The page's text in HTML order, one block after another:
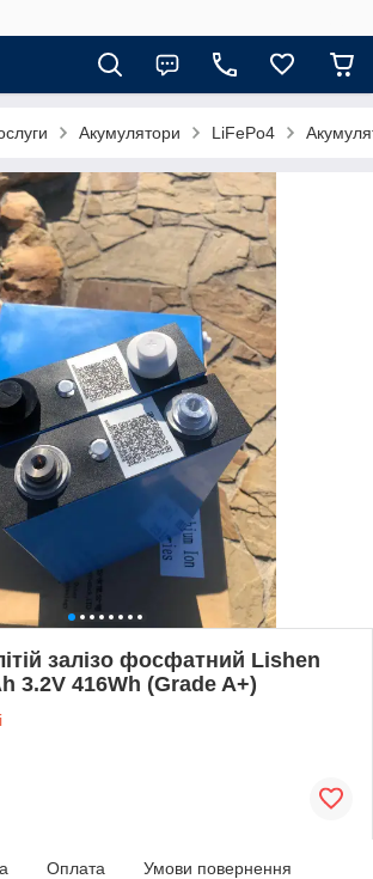
Акумулятори LiFePo4
залізо фосфатний Lishen
3.2V 416Wh (Grade A+)
Оплата Умови повернення